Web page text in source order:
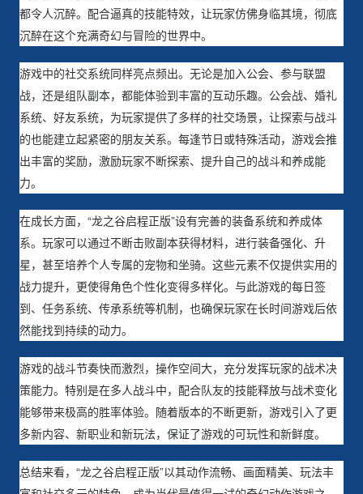
都令人沉醉。配合逼真的技能特效，让玩家仿佛身临其境，彻底
沉醉在这个充满奇幻与冒险的世界中。
游戏中的社交系统同样亮点频出。无论是加入公会、参与联盟
战，还是组队副本，都能体验到丰富的互动乐趣。公会战、婚礼
系统、好友系统，为玩家提供了多样的社交场景，让探索与战斗
的也能建立起紧密的朋友关系。每逢节日或特殊活动，游戏会推
出丰富的奖励，激励玩家不断探索、提升自己的战斗和养成能
力。
在成长方面，“龙之谷启程正版”设有完善的装备系统和养成体
系。玩家可以通过不断击败副本获得材料，进行装备强化、升
星，甚至培养个人专属的宠物和坐骑。这些元素不仅提供实用的
战力提升，更使得角色个性化变得多样化。与此游戏的每日签
到、任务系统、传承系统等机制，也确保玩家在长时间游戏后依
然能找到持续的动力。
游戏的战斗节奏快而激烈，操作空间大，充分发挥玩家的战术决
策能力。特别是在多人战斗中，配合队友的技能释放与战术变化
能够带来极高的胜率体验。随着版本的不断更新，游戏引入了更
多新内容、新职业和新玩法，保证了游戏的可玩性和新鲜度。
总结来看，“龙之谷启程正版”以其动作流畅、画面精美、玩法丰